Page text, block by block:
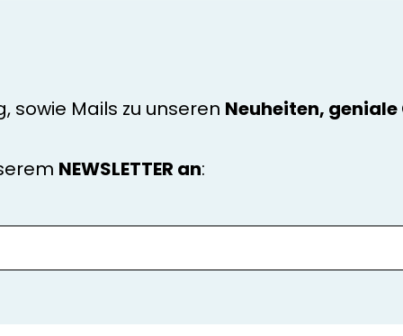
sowie Mails zu unseren Neuheiten,
NEWSLETTER an: